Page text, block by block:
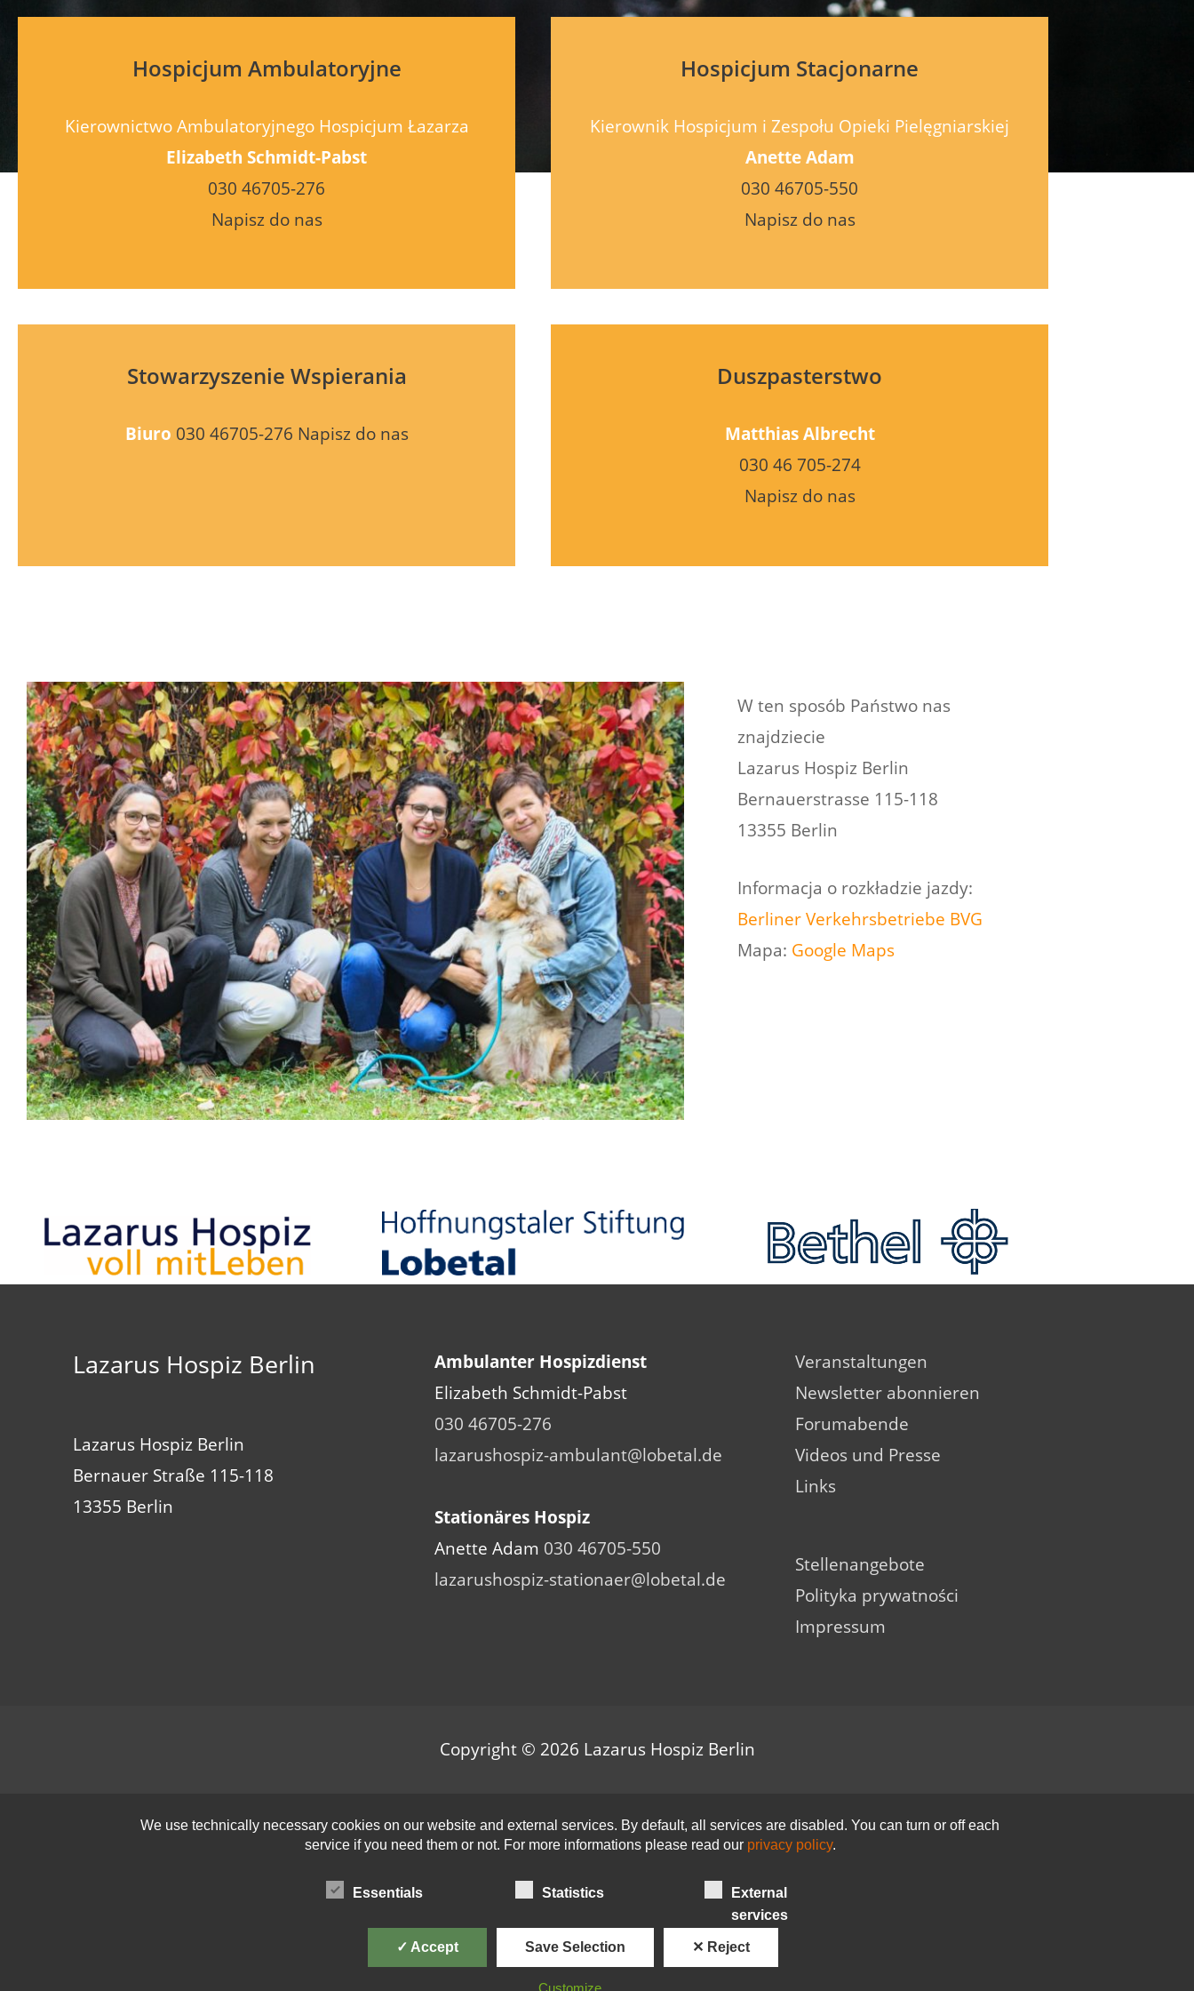
Hospicjum Ambulatoryjne
Kierownictwo Ambulatoryjnego Hospicjum Łazarza
Elizabeth Schmidt-Pabst
030 46705-276
Napisz do nas
Hospicjum Stacjonarne
Kierownik Hospicjum i Zespołu Opieki Pielęgniarskiej
Anette Adam
030 46705-550
Napisz do nas
Stowarzyszenie Wspierania
Biuro 030 46705-276 Napisz do nas
Duszpasterstwo
Matthias Albrecht
030 46 705-274
Napisz do nas
W ten sposób Państwo nas
znajdziecie
Lazarus Hospiz Berlin
Bernauerstrasse 115-118
13355 Berlin
Informacja o rozkładzie jazdy:
Berliner Verkehrsbetriebe BVG
Mapa: Google Maps
Lazarus Hospiz Berlin
Lazarus Hospiz Berlin
Bernauer Straße 115-118
13355 Berlin
Ambulanter Hospizdienst
Elizabeth Schmidt-Pabst
030 46705-276
lazarushospiz-ambulant@lobetal.de
Stationäres Hospiz
Anette Adam 030 46705-550
lazarushospiz-stationaer@lobetal.de
Veranstaltungen
Newsletter abonnieren
Forumabende
Videos und Presse
Links
Stellenangebote
Polityka prywatności
Impressum
Copyright © 2026 Lazarus Hospiz Berlin
We use technically necessary cookies on our website and external services. By default, all services are disabled. You can turn or off each
service if you need them or not. For more informations please read our privacy policy.
Essentials Statistics
External
services
✓ Accept Save Selection ✕ Reject
Customize